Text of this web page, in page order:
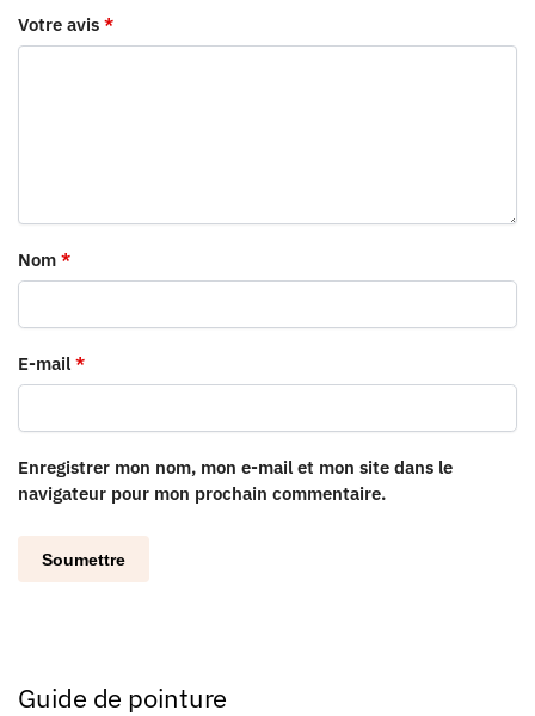
Votre avis *
Nom *
E-mail *
Enregistrer mon nom, mon e-mail et mon site dans le
navigateur pour mon prochain commentaire.
Guide de pointure